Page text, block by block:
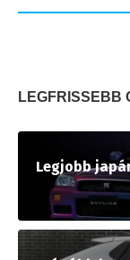
LEGFRISSEBB
Legjobb